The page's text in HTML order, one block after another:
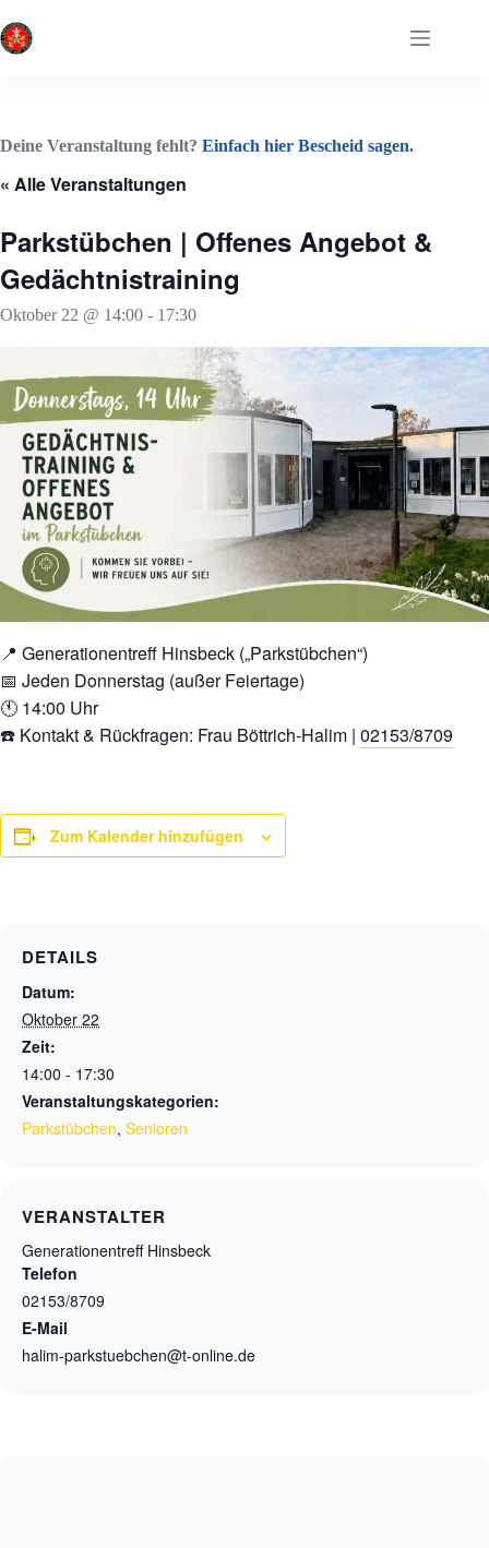
Inhalt
springen
Deine Veranstaltung fehlt? Einfach hier Bescheid sagen.
« Alle Veranstaltungen
Parkstübchen | Offenes Angebot &
Gedächtnistraining
Oktober 22 @ 14:00 - 17:30
📍 Generationentreff Hinsbeck („Parkstübchen“)
📅 Jeden Donnerstag (außer Feiertage)
🕚 14:00 Uhr
☎️ Kontakt & Rückfragen: Frau Böttrich-Halim | 02153/8709
Zum Kalender hinzufügen
DETAILS
Datum:
Oktober 22
Zeit:
14:00 - 17:30
Veranstaltungskategorien:
Parkstübchen, Senioren
VERANSTALTER
Generationentreff Hinsbeck
Telefon
02153/8709
E-Mail
halim-parkstuebchen@t-online.de